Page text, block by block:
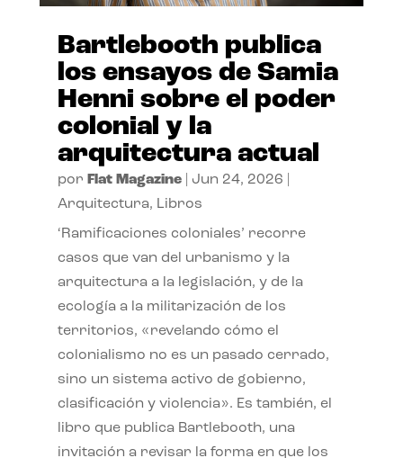
Bartlebooth publica
los ensayos de Samia
Henni sobre el poder
colonial y la
arquitectura actual
por Flat Magazine| Jun 24, 2026
Arquitectura, Libros
‘Ramificaciones coloniales’ recorre
casos que van del urbanismo y la
arquitectura a la legislación, y de la
ecología a la militarización de los
territorios, «revelando cómo el
colonialismo no es un pasado cerrado,
sino un sistema activo de gobierno,
clasificación y violencia». Es también, el
libro que publica Bartlebooth, una
invitación a revisar la forma en que los